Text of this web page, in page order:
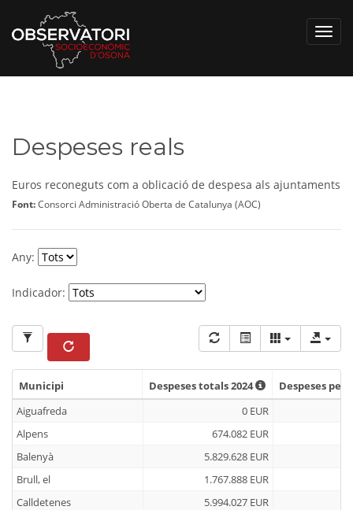
Despeses reals
Euros reconeguts com a oblicació de despesa als ajuntaments
Font:Consorci Administració Oberta de Catalunya (AOC)
Any:
Indicador:
Municipi Despeses totals 2024 Despeses
Municipi Despeses totals 2024
Despeses
Aiguafreda
0 EUR
Alpens
674.082 EUR
Balenyà
5.829.628 EUR
Brull, el
1.767.888 EUR
Calldetenes
5.994.027 EUR